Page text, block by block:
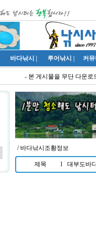
바다낚시 루어낚시 커
- 본 게시물을 무단 다운로
/ 바다낚시조황정보
제목 l 대부도바